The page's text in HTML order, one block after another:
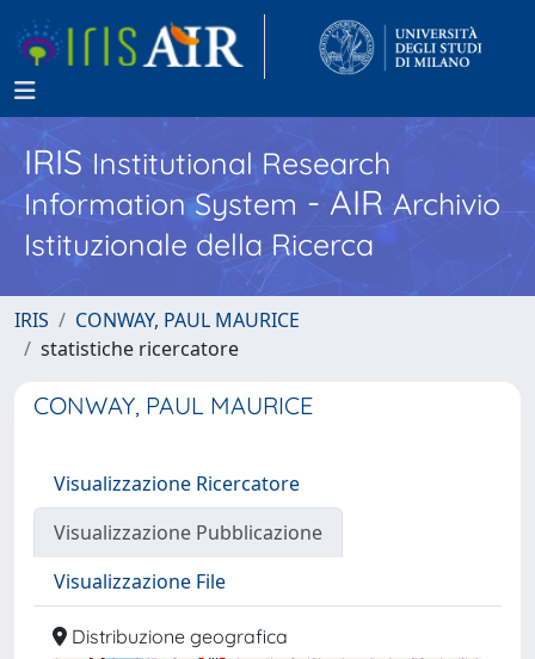
IRISInstitutional Research
Information System - AIR Archivio
Istituzionale della Ricerca
IRIS
CONWAY, PAUL MAURICE
statistiche ricercatore
CONWAY, PAUL MAURICE
Visualizzazione Ricercatore
Visualizzazione Pubblicazione
Visualizzazione File
Distribuzione geografica